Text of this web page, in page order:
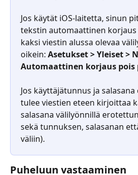
Jos käytät iOS-laitetta, sinun
tekstin automaattinen
kaksi viestin alussa olevaa
oikein: Asetukset > Yleiset >
Automaattinen korjaus pois
Jos käyttäjätunnus ja
tulee viestien eteen kirjoittaa
salasana välilyönnillä
sekä tunnuksen, salasanan
väliin).
Puheluun vastaaminen